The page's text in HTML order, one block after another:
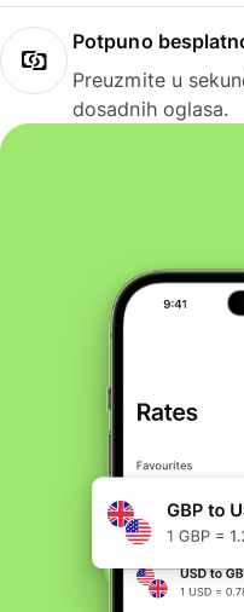
Potpuno
Preuzmite u
dosadnih oglasa.